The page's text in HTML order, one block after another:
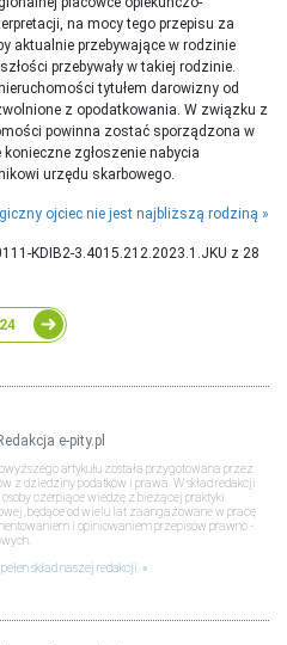
na mocy tego przepisu za
aktualnie przebywające w rodzinie
przebywały w takiej rodzinie.
tytułem darowizny od
z opodatkowania. W związku z
powinna zostać sporządzona w
zgłoszenie nabycia
urzędu skarbowego.
ojciec nie jest najbliższą rodziną
KDIB2-3.4015.212.2023.1.JKU z 28
e-pity.pl
artykułu została przygotowana przez
z dziedziny podatków i prawa. W skład redakcji
czerpiące wiedzę z bieżącej praktyki
będące od wielu lat zaangażowane w pracę
i opiniowaniem przepisów prawno -
skład naszej redakcji.